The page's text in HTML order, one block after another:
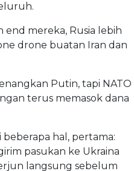
end mereka, Rusia lebih
drone buatan Iran dan
Putin, tapi NATO
terus memasok dana
beberapa hal, pertama:
pasukan ke Ukraina
langsung sebelum